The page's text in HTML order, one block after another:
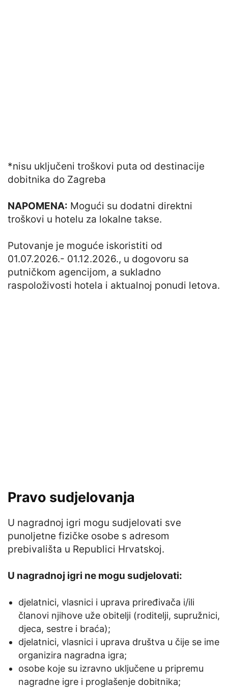
*nisu uključeni troškovi puta od destinacije
dobitnika do Zagreba
NAPOMENA: Mogući su dodatni direktni
troškovi u hotelu za lokalne takse.
Putovanje je moguće iskoristiti od
01.07.2026.- 01.12.2026., u dogovoru sa
putničkom agencijom, a sukladno
raspoloživosti hotela i aktualnoj ponudi letova.
Pravo sudjelovanja
U nagradnoj igri mogu sudjelovati sve
punoljetne fizičke osobe s adresom
prebivališta u Republici Hrvatskoj.
U nagradnoj igri ne mogu sudjelovati:
djelatnici, vlasnici i uprava priređivača i/ili
članovi njihove uže obitelji (roditelji, supružnici,
djeca, sestre i braća);
djelatnici, vlasnici i uprava društva u čije se ime
organizira nagradna igra;
osobe koje su izravno uključene u pripremu
nagradne igre i proglašenje dobitnika;